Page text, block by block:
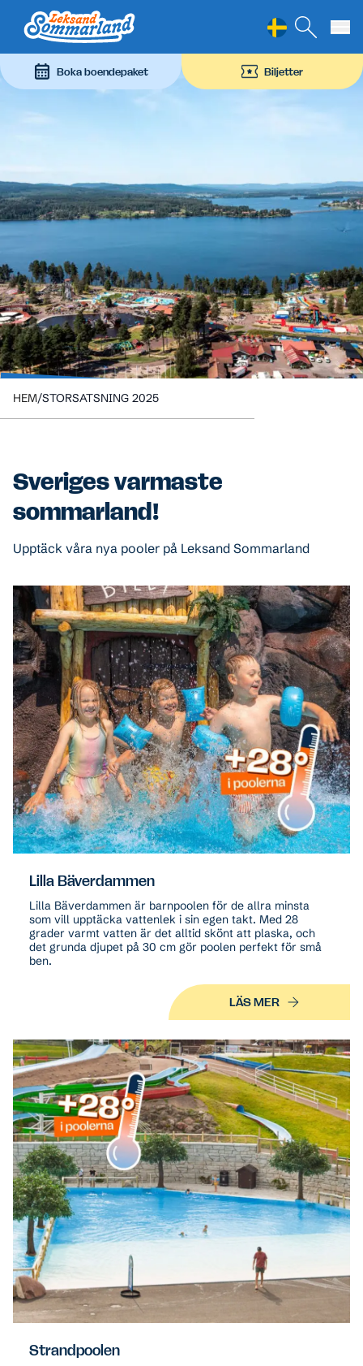
Hoppa till innehåll
Leksand Sommarland
Boka boendepaket Biljetter
Storsatsning 2025
HEM/STORSATSNING 2025
Sveriges varmaste
sommarland!
Upptäck våra nya pooler på Leksand Sommarland
Lilla Bäverdammen
Lilla Bäverdammen är barnpoolen för de allra minsta
som vill upptäcka vattenlek i sin egen takt. Med 28
grader varmt vatten är det alltid skönt att plaska, och
det grunda djupet på 30 cm gör poolen perfekt för små
ben.
LÄS MER
Strandpoolen